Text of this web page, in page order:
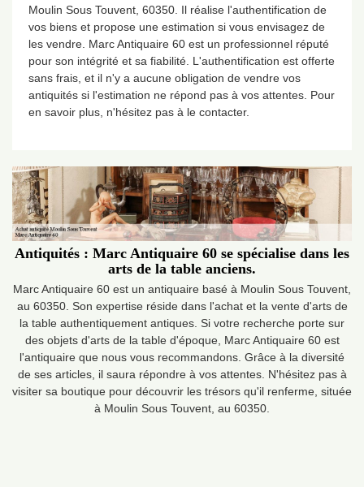
Moulin Sous Touvent, 60350. Il réalise l'authentification de
vos biens et propose une estimation si vous envisagez de
les vendre. Marc Antiquaire 60 est un professionnel réputé
pour son intégrité et sa fiabilité. L'authentification est offerte
sans frais, et il n'y a aucune obligation de vendre vos
antiquités si l'estimation ne répond pas à vos attentes. Pour
en savoir plus, n'hésitez pas à le contacter.
Antiquités : Marc Antiquaire 60 se spécialise dans les
arts de la table anciens.
Marc Antiquaire 60 est un antiquaire basé à Moulin Sous Touvent,
au 60350. Son expertise réside dans l'achat et la vente d'arts de
la table authentiquement antiques. Si votre recherche porte sur
des objets d'arts de la table d'époque, Marc Antiquaire 60 est
l'antiquaire que nous vous recommandons. Grâce à la diversité
de ses articles, il saura répondre à vos attentes. N'hésitez pas à
visiter sa boutique pour découvrir les trésors qu'il renferme, située
à Moulin Sous Touvent, au 60350.